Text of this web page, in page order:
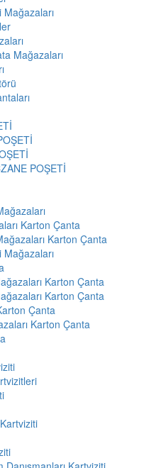
Mağazaları
POŞETİ
Karton Çanta
Karton Çanta
Karton Çanta
Karton Çanta
Çanta
Karton Çanta